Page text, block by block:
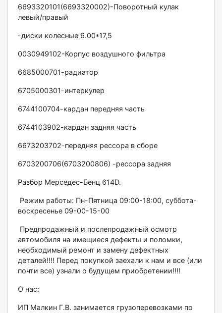
6693320101(6693320002)-Поворотный кулак
левый/правый
-диски колесные 6.00*17,5
0030949102-Корпус воздушного фильтра
6685000701-радиатор
6705000301-интеркулер
6744100704-кардан передняя часть
6744103902-кардан задняя часть
6673203702-передняя рессора в сборе
6703200706(6703200806) -рессора задняя
Разбор Мерседес-Бенц 614D.
Режим работы: Пн-Пятница 09:00-18:00, суббота-
воскресенье 09-00-15-00
Предпродажный и послепродажный осмотр
автомобиля на имещиеся дефекты и поломки,
необходимый ремонт и замену дефектных
деталей!!!! Перед покупкой заехали к нам и все (или
почти все) узнали о будущем приобретении!!!!
О нас:
ИП Малкин Г.В. занимается грузоперевозками по